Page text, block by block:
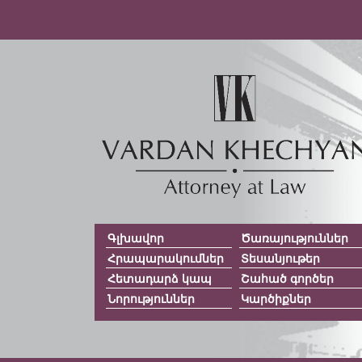
Գլխավոր
Ծառայություններ
Հրապարակումներ
Տեսանյութեր
Հետադարձ կապ
Շահած գործեր
Նորություններ
Կարծիքներ